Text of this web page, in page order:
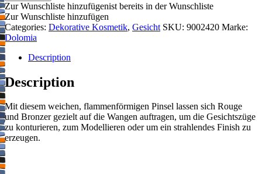
Zur Wunschliste hinzufügenist bereits in der Wunschliste
Zur Wunschliste hinzufügen
Categories: Dekorative Kosmetik, Gesicht SKU: 9002420 Marke:
Dolomia
Description
Description
Mit diesem weichen, flammenförmigen Pinsel lassen sich Rouge
und Bronzer gezielt auf die Wangen auftragen, um die Gesichtszüge
zu konturieren, zum Modellieren oder um ein strahlendes Finish zu
erzeugen.